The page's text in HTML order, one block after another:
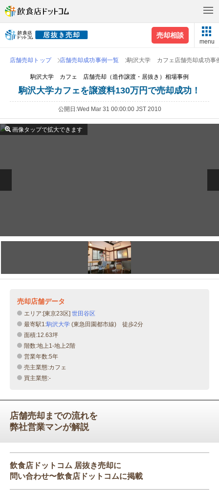
売却相談
menu
店舗売却トップ 店舗売却成功事例一覧 駒沢大学 カフェ店舗売却成功事
駒沢大学 カフェ 店舗売却（造作譲渡・居抜き）相場事例
駒沢大学カフェを譲渡料130万円で売却成功！
公開日 Wed Mar 31 00:00:00 JST 2010
画像タップで拡大できます
売却店舗データ
エリア:[東京23区] 世田谷区
最寄駅1:駒沢大学 (東急田園都市線) 徒歩2分
面積:12.63坪
階数:地上1-地上2階
営業年数:5年
売主業態:カフェ
買主業態:-
店舗売却までの流れを
弊社営業マンが解説
飲食店ドットコム 居抜き売却に
問い合わせ〜飲食店ドットコムに掲載